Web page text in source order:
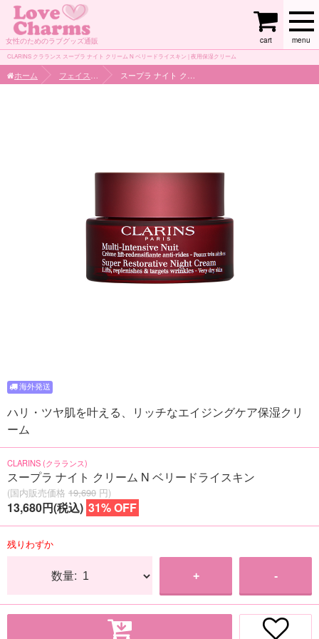
女性のためのラブグッズ通販 menu
cart
CLARINS クラランス スープラ ナイト クリーム N ベリードライスキン | 夜用保湿クリーム
ホーム
ハリ・ツヤ肌を叶える、リッチなエイジングケア保湿クリ
ーム
CLARINS (クラランス)
スープラ ナイト クリーム N ベリードライスキン
(国内販売価格 19,690 円)
13,680円(税込) 31% OFF
残りわずか
数量: + -